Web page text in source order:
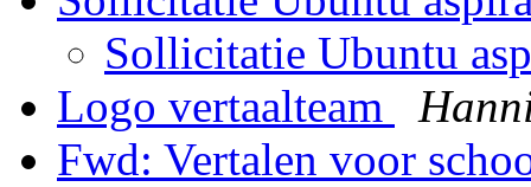
Sollicitatie Ubuntu
Logo vertaalteam
Fwd: Vertalen voor